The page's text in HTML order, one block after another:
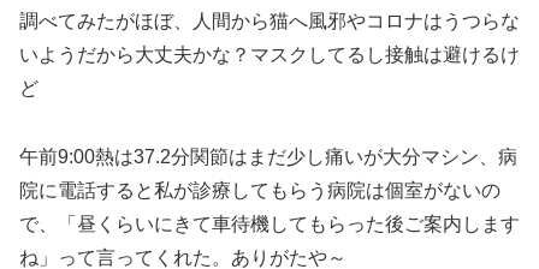
調べてみたがほぼ、人間から猫へ風邪やコロナはうつらな
いようだから大丈夫かな？マスクしてるし接触は避けるけ
ど
午前9:00熱は37.2分関節はまだ少し痛いが大分マシン、病
院に電話すると私が診療してもらう病院は個室がないの
で、「昼くらいにきて車待機してもらった後ご案内します
ね」って言ってくれた。ありがたや～